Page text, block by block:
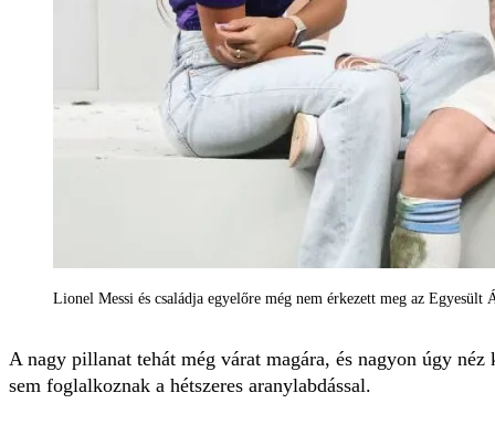
Lionel Messi és családja egyelőre még nem érkezett meg az Egyesült
A nagy pillanat tehát még várat magára, és nagyon úgy
sem foglalkoznak a hétszeres aranylabdással.